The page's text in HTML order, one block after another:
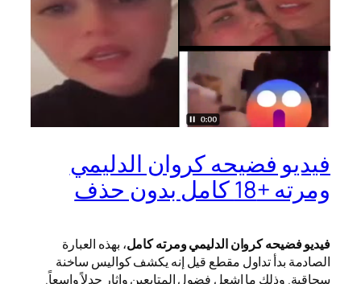
فيديو فضيحه كروان الدليمي
ومرته +18 كامل بدون حذف
فيديو فضيحه كروان الدليمي ومرته كامل، بهذه العبارة
الصادمة بدأ تداول مقطع قيل إنه يكشف كواليس ساخنة
سحاقية. وذلك ما اشعل فضول المتابعين واثار جدلاً واسعاً.